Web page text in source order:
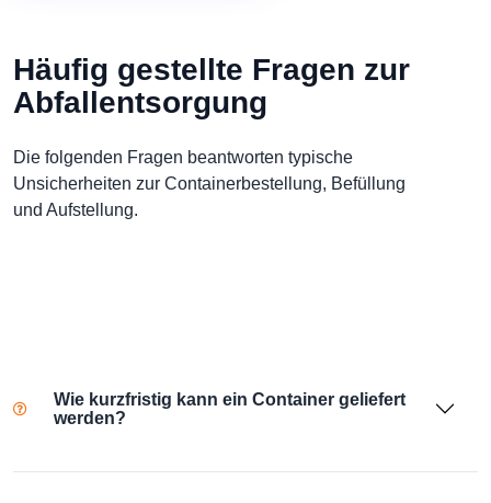
Häufig gestellte Fragen zur
Abfallentsorgung
Die folgenden Fragen beantworten typische
Unsicherheiten zur Containerbestellung, Befüllung
und Aufstellung.
Wie kurzfristig kann ein Container geliefert
werden?